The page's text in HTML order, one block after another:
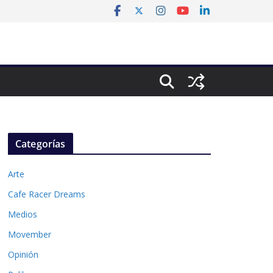
Categorías
Arte
Cafe Racer Dreams
Medios
Movember
Opinión